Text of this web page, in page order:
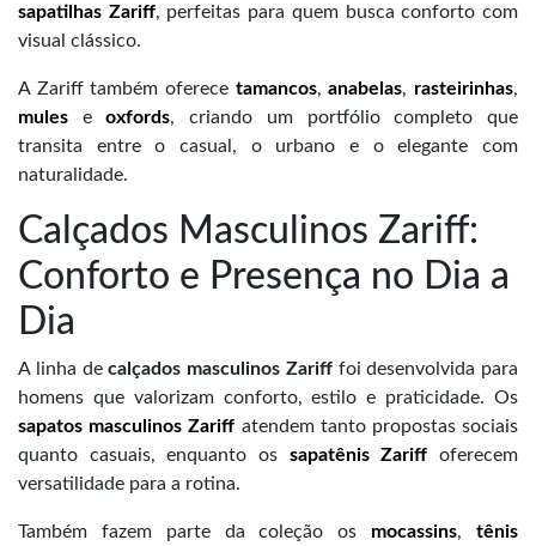
sapatilhas Zariff, perfeitas para quem busca conforto com
visual clássico.
A Zariff também oferece tamancos,anabelas, rasteirinhas,
mules eoxfords, criando um portfólio completo que
transita entre o casual, o urbano e o elegante com
naturalidade.
Calçados Masculinos Zariff:
Conforto e Presença no Dia a
Dia
A linha decalçados masculinos Zarifffoi desenvolvida para
homens que valorizam conforto, estilo e praticidade. Os
sapatos masculinos Zariff atendem tanto propostas sociais
quanto casuais, enquanto os sapatênis Zariff oferecem
versatilidade para a rotina.
Também fazem parte da coleção os mocassins,tênis